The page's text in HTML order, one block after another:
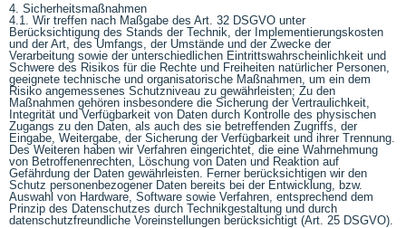
4. Sicherheitsmaßnahmen
4.1. Wir treffen nach Maßgabe des Art. 32 DSGVO unter
Berücksichtigung des Stands der Technik, der Implementierungskosten
und der Art, des Umfangs, der Umstände und der Zwecke der
Verarbeitung sowie der unterschiedlichen Eintrittswahrscheinlichkeit und
Schwere des Risikos für die Rechte und Freiheiten natürlicher Personen,
geeignete technische und organisatorische Maßnahmen, um ein dem
Risiko angemessenes Schutzniveau zu gewährleisten; Zu den
Maßnahmen gehören insbesondere die Sicherung der Vertraulichkeit,
Integrität und Verfügbarkeit von Daten durch Kontrolle des physischen
Zugangs zu den Daten, als auch des sie betreffenden Zugriffs, der
Eingabe, Weitergabe, der Sicherung der Verfügbarkeit und ihrer Trennung.
Des Weiteren haben wir Verfahren eingerichtet, die eine Wahrnehmung
von Betroffenenrechten, Löschung von Daten und Reaktion auf
Gefährdung der Daten gewährleisten. Ferner berücksichtigen wir den
Schutz personenbezogener Daten bereits bei der Entwicklung, bzw.
Auswahl von Hardware, Software sowie Verfahren, entsprechend dem
Prinzip des Datenschutzes durch Technikgestaltung und durch
datenschutzfreundliche Voreinstellungen berücksichtigt (Art. 25 DSGVO).